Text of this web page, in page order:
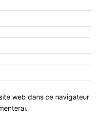
web dans ce navigateur